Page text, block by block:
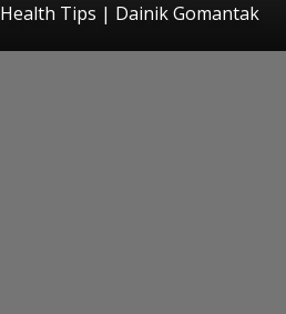
Health Tips | Dainik Gomantak